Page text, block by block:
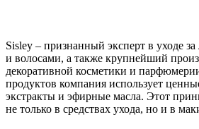
Sisley – признанный эксперт в уходе
и волосами, а также крупнейший
декоративной косметики и
продуктов компания использует
экстракты и эфирные масла. Этот
не только в средствах ухода, но и в